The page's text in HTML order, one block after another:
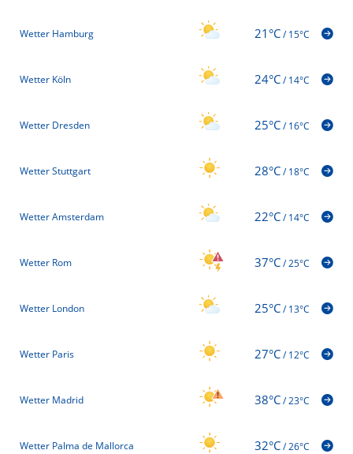
Wetter Hamburg 21°C/15°C
Wetter Köln 24°C/14°C
Wetter Dresden 25°C/16°C
Wetter Stuttgart 28°C/18°C
Wetter Amsterdam 22°C/14°C
Wetter Rom 37°C/25°C
Wetter London 25°C/13°C
Wetter Paris 27°C/12°C
Wetter Madrid 38°C/23°C
Wetter Palma de Mallorca 32°C/26°C